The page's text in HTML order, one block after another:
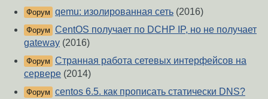
Форум qemu: изолированная сеть (2016)
Форум CentOS получает по DCHP IP, но не получает
gateway (2016)
Форум Странная работа сетевых интерфейсов на
сервере (2014)
Форум centos 6.5. как прописать статически DNS?